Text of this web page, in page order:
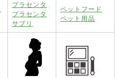
プラセンタ
プラセンタ
サプリ
ペットフード
ペット用品